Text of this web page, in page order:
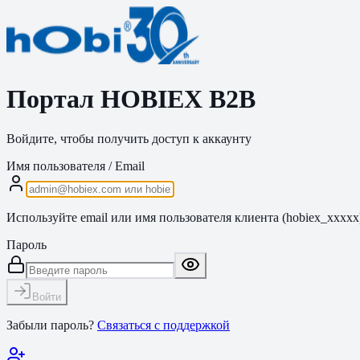
Портал HOBIEX B2B
Войдите, чтобы получить доступ к аккаунту
Имя пользователя / Email
Используйте email или имя пользователя клиента
Пароль
Войти
Забыли пароль? Связаться с поддержкой